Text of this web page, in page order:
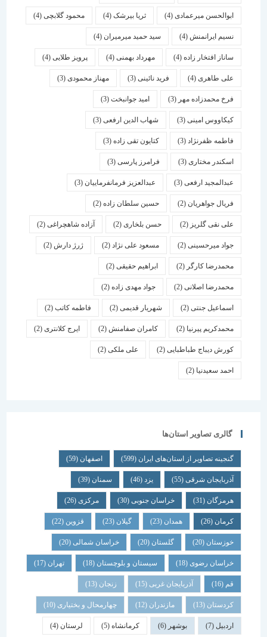
ابوالحسن میرعمادی(4) ثریا بیرشک(4) محمود گلابچی(4)
نسیم ایرانمنش(4) سید حمید میرمیران(4)
ساناز افتخار زاده(4) مهرداد بهمنی (4) پرویز طلایی(4)
علی طاهری(4) فرید نائینی(3) مهناز محمودی(3)
فرخ محمدزاده مهر(3) امید جوانبخت(3)
کیکاووس امینی(3) شهاب الدین ارفعی(3)
فاطمه ظفرنژاد(3) کتایون تقی زاده(3)
اسكندر مختاری (3) فرامرز پارسی(3)
عبدالمجید ارفعی(3) عبدالعزیز فرمانفرماییان(3)
فریال جواهریان(2) حسین سلطان زاده(2)
علی نقی گلریز(2) حسن بلخاری(2) آزاده شاهچراغی(2)
جواد میرحسینی(2) مسعود علی نژاد(2) ژرژ دارش (2)
محمدرضا کارگر(2) ابراهیم حقیقی(2)
محمدرضا اصلانی(2) جواد مهدی زاده(2)
اسماعیل جنتی(2) شهریار قدیمی(2) فاطمه کاتب(2)
محمدکریم پیرنیا (2) کامران صفامنش(2) ایرج کلانتری (2)
کورش دیباج طباطبایی(2) علی ملکی(2)
احمد سعیدنیا (2)
گالری تصاویر استان‌ها
گنجینه تصاویر از استان‌های ایران(599) اصفهان (59)
آذربایجان شرقی(55) یزد سمنان (39)
هرمزگان(31) خراسان جنوبی(30) مرکزی (26)
همدان گیلان قزوین
خوزستان(20) گلستان (20) خراسان شمالی(20)
خراسان رضوی(18) سیستان و بلوچستان(18) تهران
آذربایجان غربی(15) زنجان
کردستان(13) مازندران(12) چهارمحال و بختیاری (10)
بوشهر کرمانشاه(5) لرستان (4)